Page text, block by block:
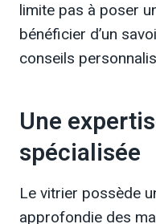
limite pas à poser
bénéficier d’un
conseils
Une
spécialisée
Le vitrier possède
approfondie des